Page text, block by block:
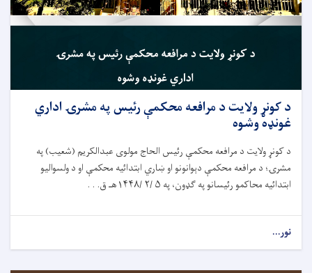
د کونړ ولایت د مرافعه محکمې رئيس په مشرۍ اداري
غونډه وشوه
د کونړ ولایت د مرافعه محکمې رئيس الحاج مولوی عبدالکریم (شعیب) په
مشرۍ؛ د مرافعه محکمې دېوانونو او ښاري ابتدائيه محکمې او د ولسوالیو
ابتدائيه محاکمو رئيسانو په ګډون، په ۵ /۲ /۱۴۴۸هـ ق. . .
نور...